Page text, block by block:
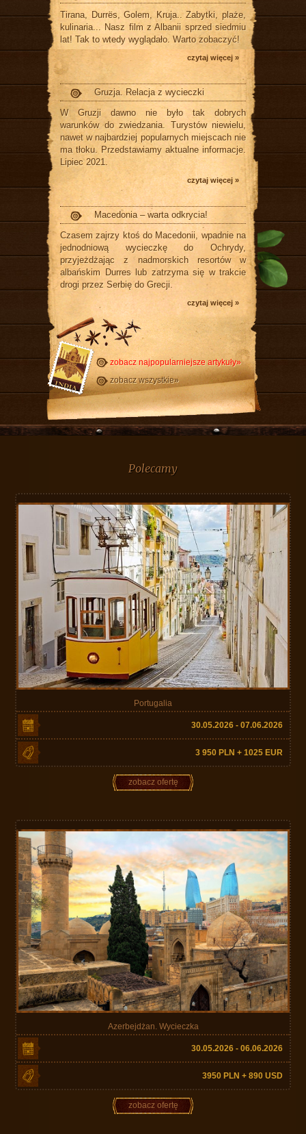
Tirana, Durrës, Golem, Kruja.. Zabytki, plaże,
kulinaria... Nasz film z Albanii sprzed siedmiu
lat! Tak to wtedy wyglądało. Warto zobaczyć!
czytaj więcej »
Gruzja. Relacja z wycieczki
W Gruzji dawno nie było tak dobrych
warunków do zwiedzania. Turystów niewielu,
nawet w najbardziej popularnych miejscach nie
ma tłoku. Przedstawiamy aktualne informacje.
Lipiec 2021.
czytaj więcej »
Macedonia – warta odkrycia!
Czasem zajrzy ktoś do Macedonii, wpadnie na
jednodniową wycieczkę do Ochrydy,
przyjeżdżając z nadmorskich resortów w
albańskim Durres lub zatrzyma się w trakcie
drogi przez Serbię do Grecji.
czytaj więcej »
zobacz najpopularniejsze artykuły»
zobacz wszystkie»
Polecamy
Portugalia
30.05.2026 - 07.06.2026
3 950 PLN + 1025 EUR
zobacz ofertę
Azerbejdżan. Wycieczka
30.05.2026 - 06.06.2026
3950 PLN + 890 USD
zobacz ofertę